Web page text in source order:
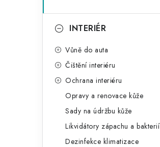
INTERIÉR
Vůně do auta
Čištění interiéru
Ochrana interiéru
Opravy a renovace kůže
Sady na údržbu kůže
Likvidátory zápachu a bakterií
Dezinfekce klimatizace